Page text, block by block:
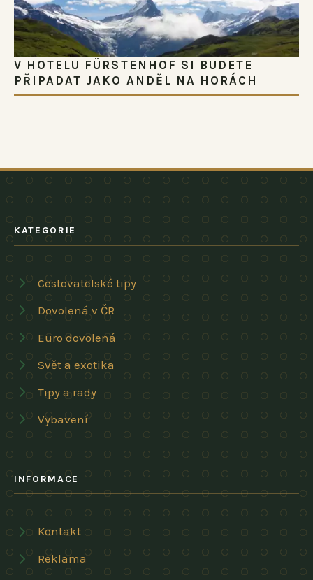
V HOTELU FÜRSTENHOF SI BUDETE
PŘIPADAT JAKO ANDĚL NA HORÁCH
KATEGORIE
Cestovatelské tipy
Dovolená v ČR
Euro dovolená
Svět a exotika
Tipy a rady
Vybavení
INFORMACE
Kontakt
Reklama